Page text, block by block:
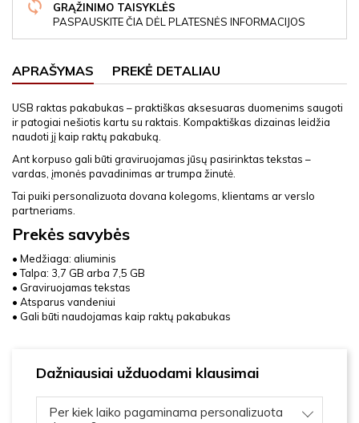
GRĄŽINIMO TAISYKLĖS
PASPAUSKITE ČIA DĖL PLATESNĖS INFORMACIJOS
APRAŠYMAS PREKĖ DETALIAU
USB raktas pakabukas – praktiškas aksesuaras duomenims saugoti
ir patogiai nešiotis kartu su raktais. Kompaktiškas dizainas leidžia
naudoti jį kaip raktų pakabuką.
Ant korpuso gali būti graviruojamas jūsų pasirinktas tekstas –
vardas, įmonės pavadinimas ar trumpa žinutė.
Tai puiki personalizuota dovana kolegoms, klientams ar verslo
partneriams.
Prekės savybės
• Medžiaga: aliuminis
• Talpa: 3,7 GB arba 7,5 GB
• Graviruojamas tekstas
• Atsparus vandeniui
• Gali būti naudojamas kaip raktų pakabukas
Dažniausiai užduodami klausimai
Per kiek laiko pagaminama personalizuota